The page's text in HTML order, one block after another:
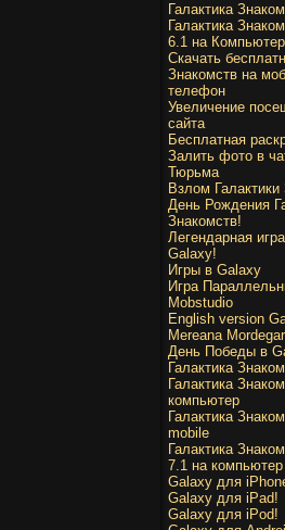
Галактика
Галактика
6.1 на Компьютер
Скачать
Знакомств на
телефон
Увеличение
сайта
Бесплатная
Залить фото в
Тюрьма
Взлом Галактики
День Рождения
Знакомств!
Легендарная
Galaxy!
Игры в Galaxy
Игра
Mobstudio
English version
Mereana
День Победы в
Галактика
Галактика
компьютер
Галактика
mobile
Галактика
7.1 на компьютер
Galaxy для
Galaxy для iPad!
Galaxy для iPod!